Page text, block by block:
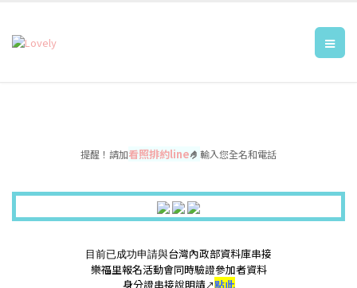
提醒！請加看照排約line🤌 輸入您全名和電話
目前已成功申請與台灣內政部資料庫串接
樂福里報名活動會同時驗證參加者資料
身分證串接說明請↗點此